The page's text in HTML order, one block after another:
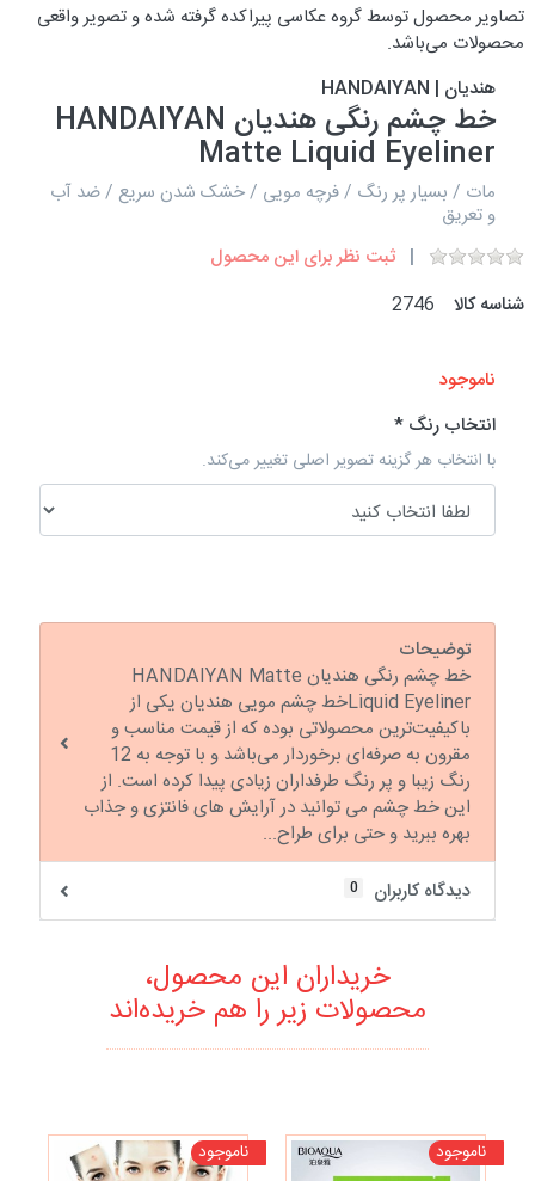
تصاویر محصول توسط گروه عکاسی پیراکده گرفته شده و تصویر واقعی
محصولات می‌باشد.
هندیان | HANDAIYAN
خط چشم رنگی هندیان HANDAIYAN
Matte Liquid Eyeliner
مات / بسیار پر رنگ / فرچه مویی / خشک شدن سریع / ضد آب
و تعریق
ثبت نظر برای این محصول
شناسه کالا
2746
ناموجود
انتخاب رنگ
با انتخاب هر گزینه تصویر اصلی تغییر می‌کند.
توضیحات
خط چشم رنگی هندیان HANDAIYAN Matte
Liquid Eyelinerخط چشم مویی هندیان یکی از
باکیفیت‌ترین محصولاتی بوده که از قیمت مناسب و
مقرون به صرفه‌ای برخوردار می‌باشد و با توجه به 12
رنگ زیبا و پر رنگ طرفداران زیادی پیدا کرده است. از
این خط چشم می توانید در آرایش های فانتزی و جذاب
بهره ببرید و حتی برای طراح...
دیدگاه کاربران
0
خریداران این محصول،
محصولات زیر را هم خریده‌اند
ناموجود ناموجود